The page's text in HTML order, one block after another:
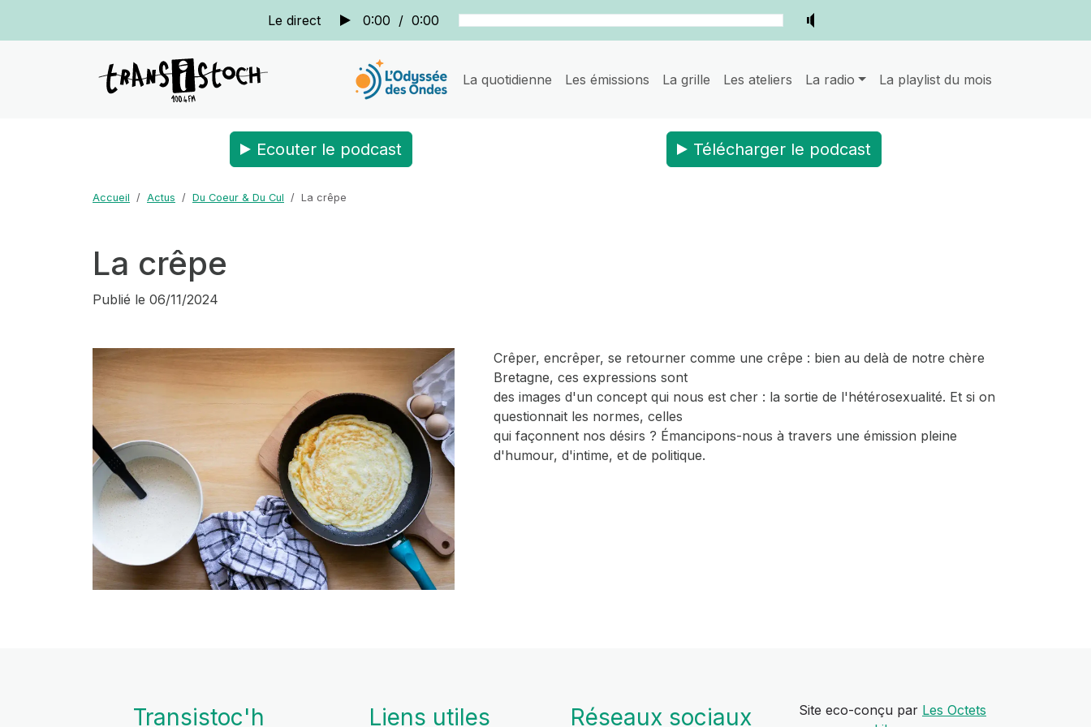
Le direct 0:00 / 0:00
La quotidienne Les émissions La grille Les ateliers La radio La playlist du mois
Ecouter le podcast Télécharger le podcast
Accueil Actus Du Coeur & Du Cul La crêpe
La crêpe
Publié le 06/11/2024
Crêper, encrêper, se retourner comme une crêpe : bien au delà de notre chère
Bretagne, ces expressions sont
des images d'un concept qui nous est cher : la sortie de l'hétérosexualité. Et si on
questionnait les normes, celles
qui façonnent nos désirs ? Émancipons-nous à travers une émission pleine
d'humour, d'intime, et de politique.
Transistoc'h Liens utiles Réseaux sociaux Site eco-conçu par Les Octets